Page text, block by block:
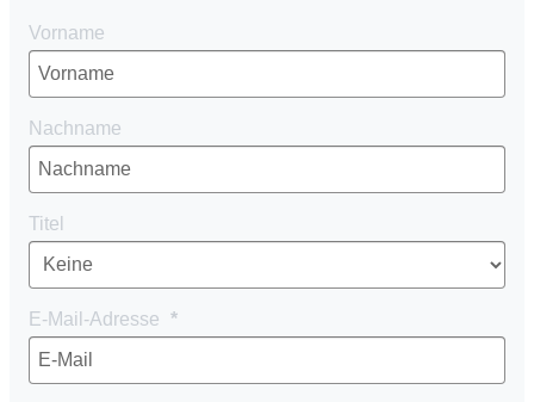
Vorname
Nachname
Titel
E-Mail-Adresse